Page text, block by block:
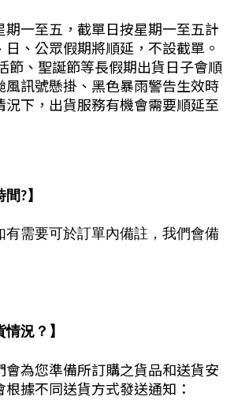
一至五，截單日按星期一至五計
、公眾假期將順延，不設截單。
節、聖誕節等長假期出貨日子會順
風訊號懸掛、黑色暴雨警告生效時
況下，出貨服務有機會需要順延至
?】
有需要可於訂單內備註，我們會備
情況？】
會為您準備所訂購之貨品和送貨安
據不同送貨方式發送通知：